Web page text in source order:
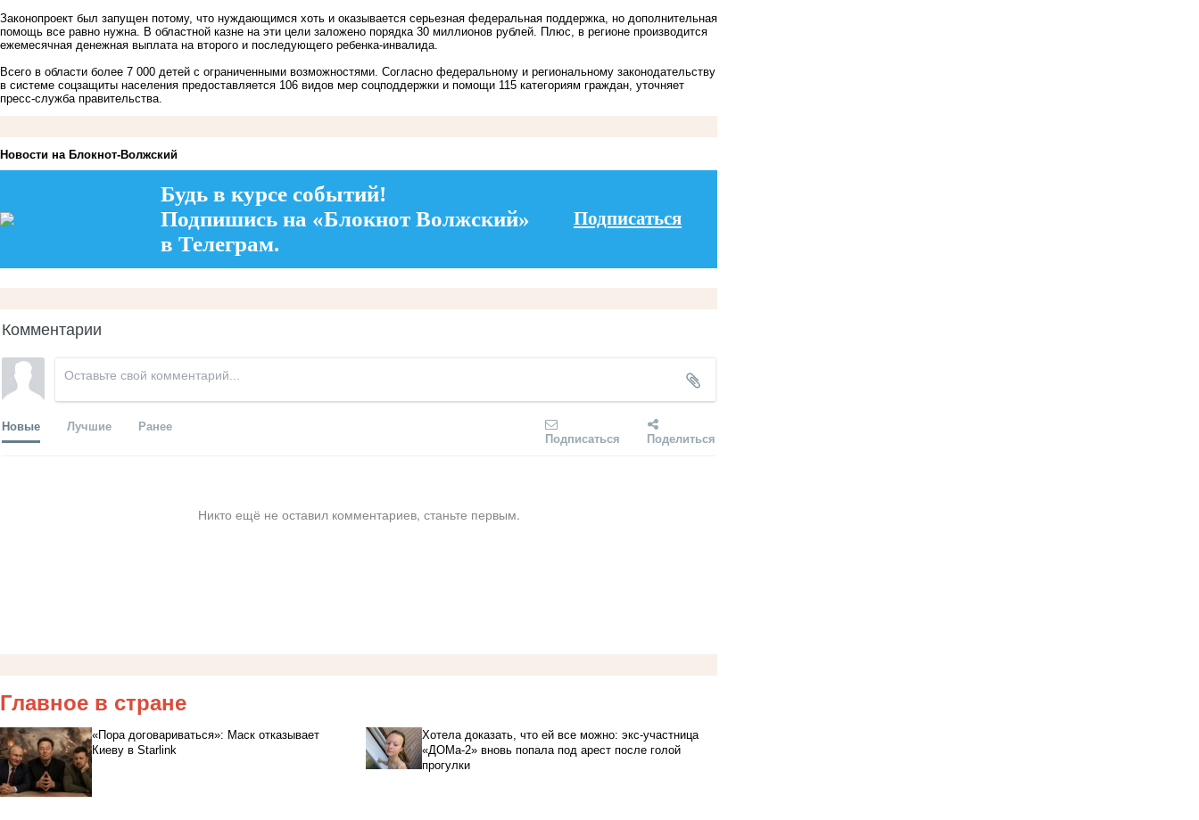
Законопроект был запущен потому, что нуждающимся хоть и оказывается серьезная федеральная поддержка, но дополнительная
помощь все равно нужна. В областной казне на эти цели заложено порядка 30 миллионов рублей. Плюс, в регионе производится
ежемесячная денежная выплата на второго и последующего ребенка-инвалида.
Всего в области более 7 000 детей с ограниченными возможностями. Согласно федеральному и региональному законодательству
в системе соцзащиты населения предоставляется 106 видов мер соцподдержки и помощи 115 категориям граждан, уточняет
пресс-служба правительства.
Новости на Блoкнoт-Волжский
Будь в курсе событий!
Подпишись на «Блокнот Волжский»
в Телеграм.
Подписаться
Комментарии
Новые Лучшие Ранее
Подписаться Поделиться
Никто ещё не оставил комментариев, станьте первым.
Главное в стране
«Пора договариваться»: Маск отказывает
Киеву в Starlink
Хотела доказать, что ей все можно: экс-участница
«ДОМа-2» вновь попала под арест после голой
прогулки